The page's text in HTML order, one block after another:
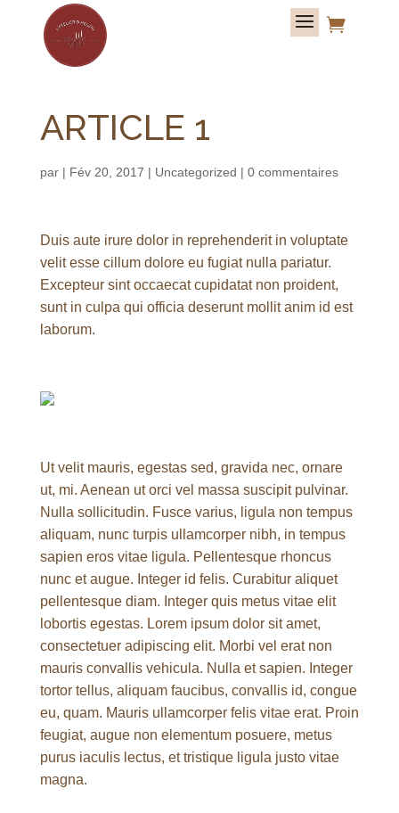

ARTICLE 1
par | Fév 20, 2017 | Uncategorized | 0 commentaires
Duis aute irure dolor in reprehenderit in voluptate
velit esse cillum dolore eu fugiat nulla pariatur.
Excepteur sint occaecat cupidatat non proident,
sunt in culpa qui officia deserunt mollit anim id est
laborum.
Ut velit mauris, egestas sed, gravida nec, ornare
ut, mi. Aenean ut orci vel massa suscipit pulvinar.
Nulla sollicitudin. Fusce varius, ligula non tempus
aliquam, nunc turpis ullamcorper nibh, in tempus
sapien eros vitae ligula. Pellentesque rhoncus
nunc et augue. Integer id felis. Curabitur aliquet
pellentesque diam. Integer quis metus vitae elit
lobortis egestas. Lorem ipsum dolor sit amet,
consectetuer adipiscing elit. Morbi vel erat non
mauris convallis vehicula. Nulla et sapien. Integer
tortor tellus, aliquam faucibus, convallis id, congue
eu, quam. Mauris ullamcorper felis vitae erat. Proin
feugiat, augue non elementum posuere, metus
purus iaculis lectus, et tristique ligula justo vitae
magna.